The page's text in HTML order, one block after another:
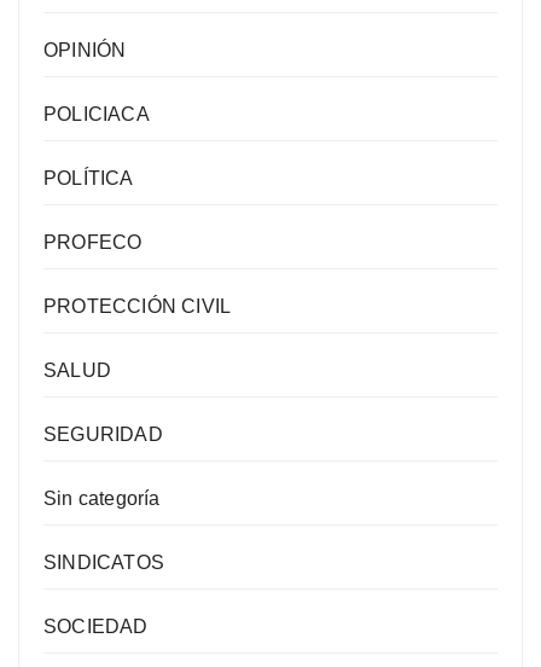
OPINIÓN
POLICIACA
POLÍTICA
PROFECO
PROTECCIÓN CIVIL
SALUD
SEGURIDAD
Sin categoría
SINDICATOS
SOCIEDAD